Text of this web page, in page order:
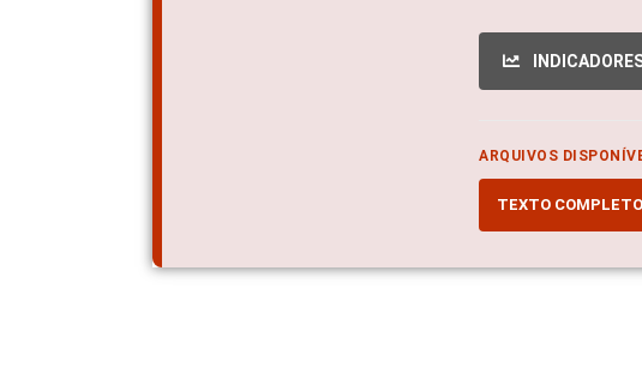
ARQUIVOS
TEXTO COMPLETO